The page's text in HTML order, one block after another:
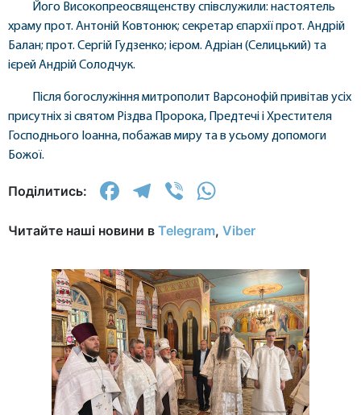
Його Високопреосвященству співслужили: настоятель
храму прот. Антоній Ковтонюк; секретар єпархії прот. Андрій
Балан; прот. Сергій Гудзенко; ієром. Адріан (Селицький) та
ієрей Андрій Солодчук.
Після богослужіння митрополит Варсонофій привітав усіх
присутніх зі святом Різдва Пророка, Предтечі і Хрестителя
Господнього Іоанна, побажав миру та в усьому допомоги
Божої.
Поділитись: Facebook
Telegram
Viber
Читайте наші новини в Telegram, Viber